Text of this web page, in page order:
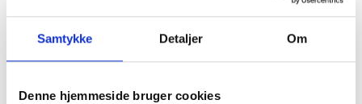
Samtykke Detaljer Om
Denne hjemmeside bruger cookies
Konferencen afholdes den 23. maj 2019 fra
8.30-15.40 i Torvehallerne i Vejle.